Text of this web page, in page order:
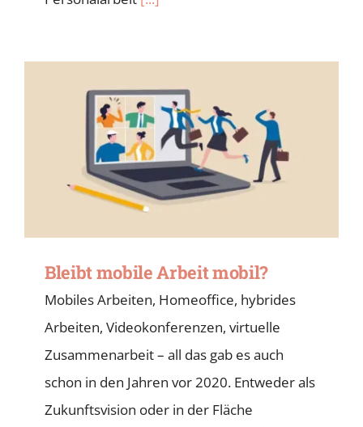
Bleibt mobile Arbeit mobil?
Mobiles Arbeiten, Homeoffice, hybrides
Arbeiten, Videokonferenzen, virtuelle
Zusammenarbeit – all das gab es auch
schon in den Jahren vor 2020. Entweder als
Zukunftsvision oder in der Fläche